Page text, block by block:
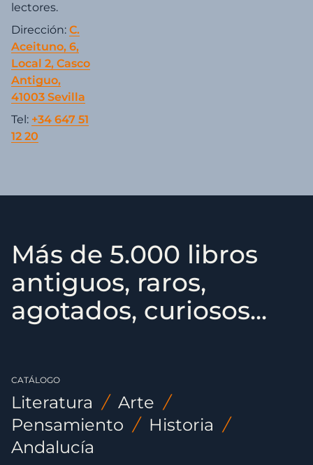
lectores.
Dirección: C.
Aceituno, 6,
Local 2, Casco
Antiguo,
41003 Sevilla
Tel: +34 647 51
12 20
Más de 5.000 libros
antiguos, raros,
agotados, curiosos...
CATÁLOGO
Literatura / Arte /
Pensamiento / Historia /
Andalucía